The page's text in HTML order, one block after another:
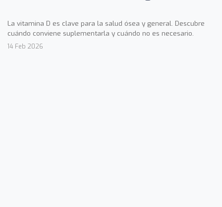
La vitamina D es clave para la salud ósea y general. Descubre
cuándo conviene suplementarla y cuándo no es necesario.
14 Feb 2026